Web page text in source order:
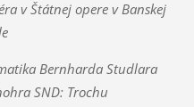
v Štátnej opere v Banskej
Bernharda Studlara
SND: Trochu